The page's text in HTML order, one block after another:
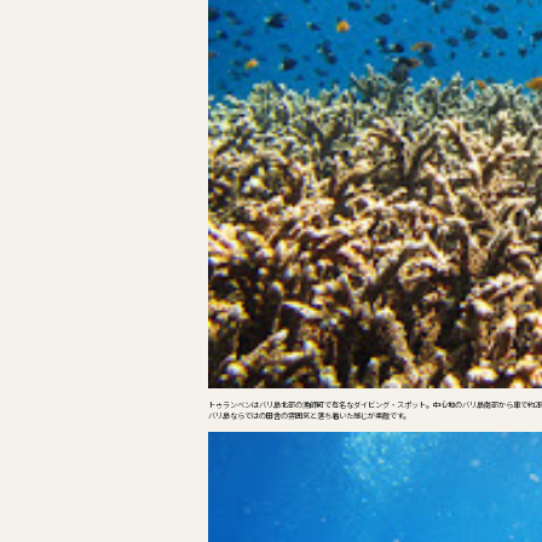
トゥランベンはバリ島北部の漁師町で有名なダイビング・スポット。中心地のバリ島南部から車で約2
バリ島ならではの田舎の雰囲気と落ち着いた感じが素敵です。